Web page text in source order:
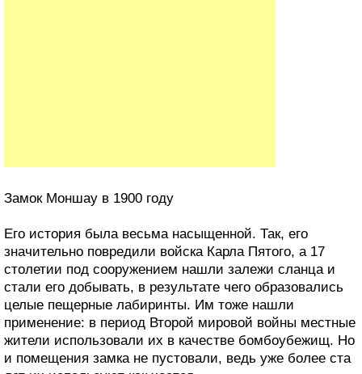
Замок Моншау в 1900 году
Его история была весьма насыщенной. Так, его
значительно повредили войска Карла Пятого, а 17
столетии под сооружением нашли залежи сланца и
стали его добывать, в результате чего образовались
целые пещерные лабиринты. Им тоже нашли
применение: в период Второй мировой войны местные
жители использовали их в качестве бомбоубежищ. Но
и помещения замка не пустовали, ведь уже более ста